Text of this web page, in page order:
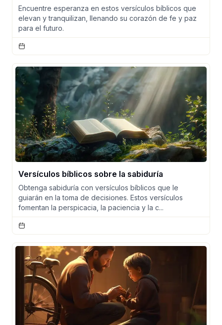
Encuentre esperanza en estos versículos bíblicos que
elevan y tranquilizan, llenando su corazón de fe y paz
para el futuro.
Versículos bíblicos sobre la sabiduría
Obtenga sabiduría con versículos bíblicos que le
guiarán en la toma de decisiones. Estos versículos
fomentan la perspicacia, la paciencia y la c...